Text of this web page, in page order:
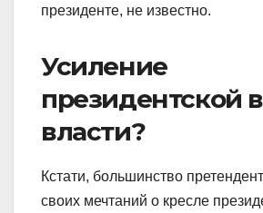
президенте, не известно.
Усиление
президентской
власти?
Кстати, большинство
своих мечтаний о кресле